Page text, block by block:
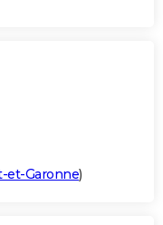
et-Garonne)